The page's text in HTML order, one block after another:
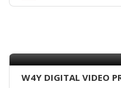
W4Y DIGITAL VIDEO